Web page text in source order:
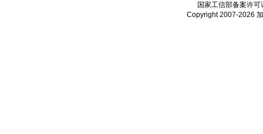
国家工信部备案许可
Copyright 2007-2026